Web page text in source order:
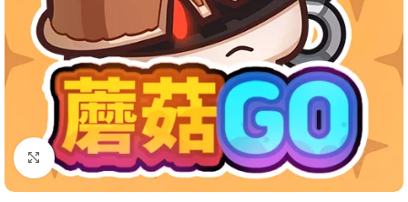
點擊放大